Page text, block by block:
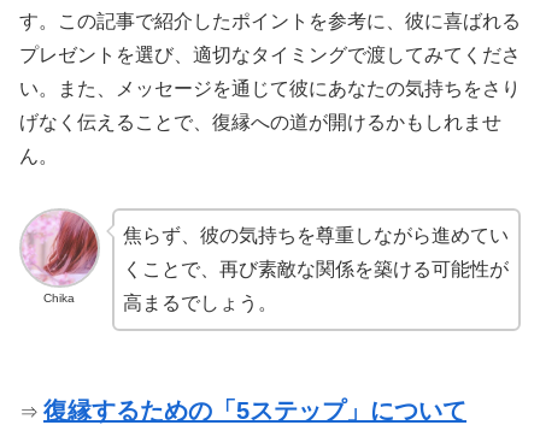
す。この記事で紹介したポイントを参考に、彼に喜ばれる
プレゼントを選び、適切なタイミングで渡してみてくださ
い。また、メッセージを通じて彼にあなたの気持ちをさり
げなく伝えることで、復縁への道が開けるかもしれませ
ん。
Chika
焦らず、彼の気持ちを尊重しながら進めてい
くことで、再び素敵な関係を築ける可能性が
高まるでしょう。
⇒ 復縁するための「5ステップ」について